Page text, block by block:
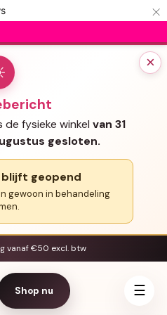
×
×
fysieke winkel van 31
gesloten.
blijft geopend
gewoon in behandeling
vanaf €50 excl. btw
Shop nu ☰